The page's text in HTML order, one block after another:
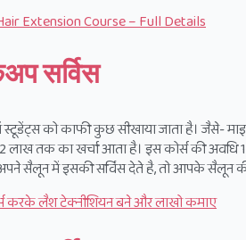
Extension Course – Full Details
सर्विस
को काफी कुछ सीखाया जाता है। जैसे-
तक का खर्चा आता है। इस कोर्स की अवधि
सैलून में इसकी सर्विंस देते है, तो आपके सैलून की
लैश टेक्नीशियन बने और लाखो कमाए